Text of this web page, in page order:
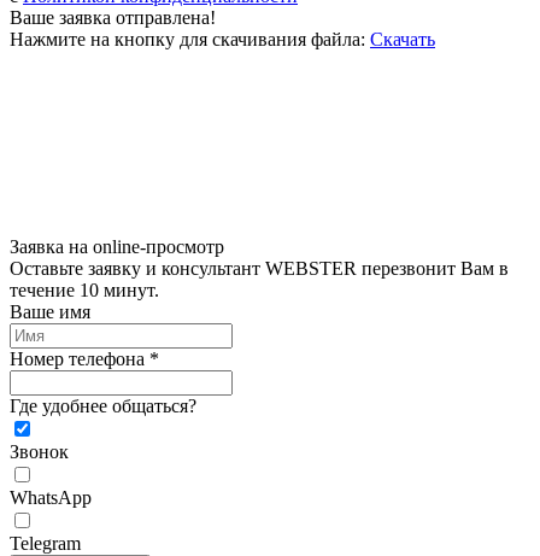
Ваше заявка отправлена!
Нажмите на кнопку для скачивания файла: Скачать
Заявка на online-просмотр
Оставьте заявку и консультант WEBSTER перезвонит Вам в
течение 10 минут.
Ваше имя
Номер телефона *
Где удобнее общаться?
Звонок
WhatsApp
Telegram